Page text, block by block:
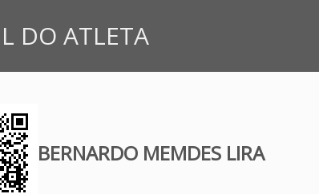
DO ATLETA
BERNARDO MEMDES LIRA